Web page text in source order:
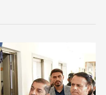
کو
جدید